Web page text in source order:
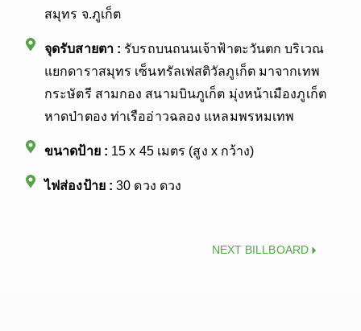
สมุทร จ.ภูเก็ต
จุดรับสายตา : รับรถบนถนนเจ้าฟ้าตะวันตก บริเวณ
แยกดาราสมุทร เซ็นทรัลเฟสติวัลภูเก็ต มาจากเทพ
กระษัตรี สามกอง สนามบินภูเก็ต มุ่งหน้าเมืองภูเก็ต
หาดป่าตอง ท่าเรืออ่าวฉลอง แหลมพรหมเทพ
ขนาดป้าย : 15 x 45 เมตร (สูง x กว้าง)
ไฟส่องป้าย : 30 ดวง ดวง
NEXT BILLBOARDNext